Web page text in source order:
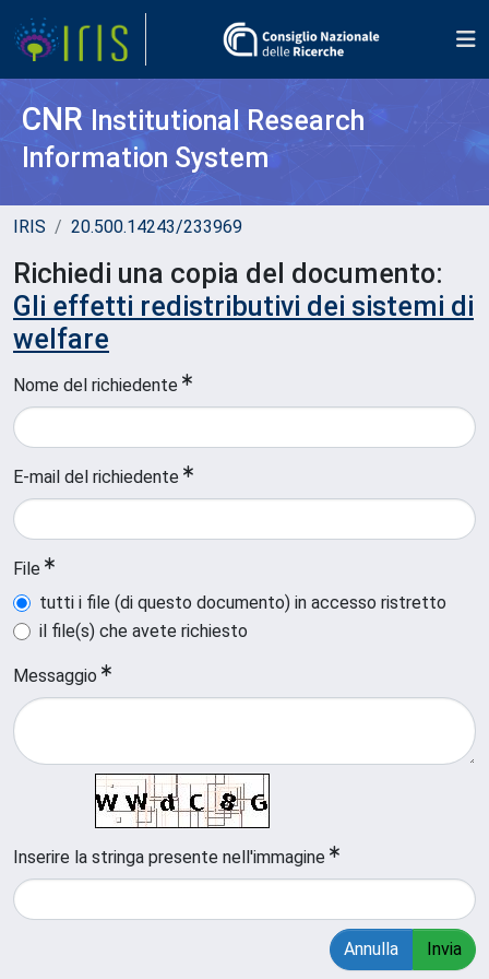
CNR Institutional Research
Information System
IRIS 20.500.14243/233969
Richiedi una copia del documento:
Gli effetti redistributivi dei sistemi di
welfare
Nome del richiedente
E-mail del richiedente
File
tutti i file (di questo documento) in accesso ristretto
il file(s) che avete richiesto
Messaggio
Inserire la stringa presente nell'immagine
Annulla Invia